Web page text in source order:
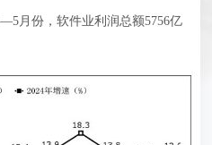
份，软件业利润总额5756亿